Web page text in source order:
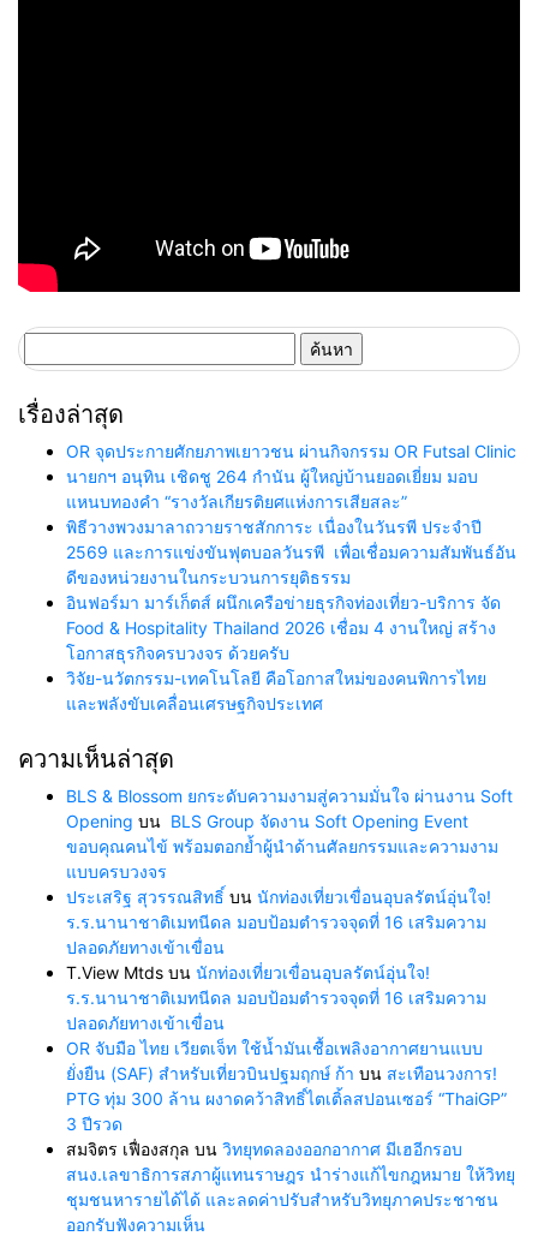
สำหรับ:
เรื่องล่าสุด
OR จุดประกายศักยภาพเยาวชน ผ่านกิจกรรม OR Futsal Clinic
นายกฯ อนุทิน เชิดชู 264 กำนัน ผู้ใหญ่บ้านยอดเยี่ยม มอบ
แหนบทองคำ “รางวัลเกียรติยศแห่งการเสียสละ”
พิธีวางพวงมาลาถวายราชสักการะ เนื่องในวันรพี ประจำปี
2569 และการแข่งขันฟุตบอลวันรพี เพื่อเชื่อมความสัมพันธ์อัน
ดีของหน่วยงานในกระบวนการยุติธรรม
อินฟอร์มา มาร์เก็ตส์ ผนึกเครือข่ายธุรกิจท่องเที่ยว-บริการ จัด
Food & Hospitality Thailand 2026 เชื่อม 4 งานใหญ่ สร้าง
โอกาสธุรกิจครบวงจร ด้วยครับ
วิจัย-นวัตกรรม-เทคโนโลยี คือโอกาสใหม่ของคนพิการไทย
และพลังขับเคลื่อนเศรษฐกิจประเทศ
ความเห็นล่าสุด
BLS & Blossom ยกระดับความงามสู่ความมั่นใจ ผ่านงาน Soft
Opening บน BLS Group จัดงาน Soft Opening Event
ขอบคุณคนไข้ พร้อมตอกย้ำผู้นำด้านศัลยกรรมและความงาม
แบบครบวงจร
ประเสริฐ สุวรรณสิทธิ์ บน นักท่องเที่ยวเขื่อนอุบลรัตน์อุ่นใจ!
ร.ร.นานาชาติเมทนีดล มอบป้อมตำรวจจุดที่ 16 เสริมความ
ปลอดภัยทางเข้าเขื่อน
T.View Mtds บน นักท่องเที่ยวเขื่อนอุบลรัตน์อุ่นใจ!
ร.ร.นานาชาติเมทนีดล มอบป้อมตำรวจจุดที่ 16 เสริมความ
ปลอดภัยทางเข้าเขื่อน
OR จับมือ ไทย เวียตเจ็ท ใช้น้ำมันเชื้อเพลิงอากาศยานแบบ
ยั่งยืน (SAF) สำหรับเที่ยวบินปฐมฤกษ์ ก้า บน สะเทือนวงการ!
PTG ทุ่ม 300 ล้าน ผงาดคว้าสิทธิ์ไตเติ้ลสปอนเซอร์ “ThaiGP”
3 ปีรวด
สมจิตร เฟื่องสกุล บน วิทยุทดลองออกอากาศ มีเฮอีกรอบ
สนง.เลขาธิการสภาผู้แทนราษฎร นำร่างแก้ไขกฎหมาย ให้วิทยุ
ชุมชนหารายได้ได้ และลดค่าปรับสำหรับวิทยุภาคประชาชน
ออกรับฟังความเห็น